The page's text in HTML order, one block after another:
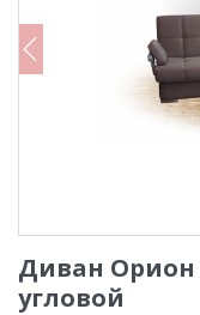
Диван Орион
угловой